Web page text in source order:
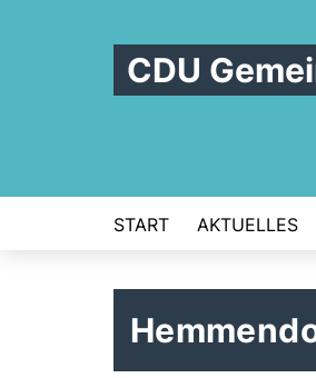
CDU
START AKTUELLES